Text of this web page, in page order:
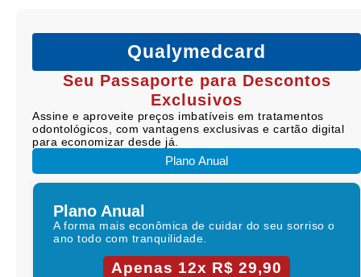
Qualymedcard
Seu Passaporte para Descontos
Exclusivos
Assine e aproveite preços imbatíveis em tratamentos
odontológicos, com vantagens exclusivas e cartão digital
para economizar desde já.
Plano Anual
Plano Anual
A forma mais econômica de cuidar do seu sorriso o
ano todo com tranquilidade.
Apenas 12x R$ 29,90